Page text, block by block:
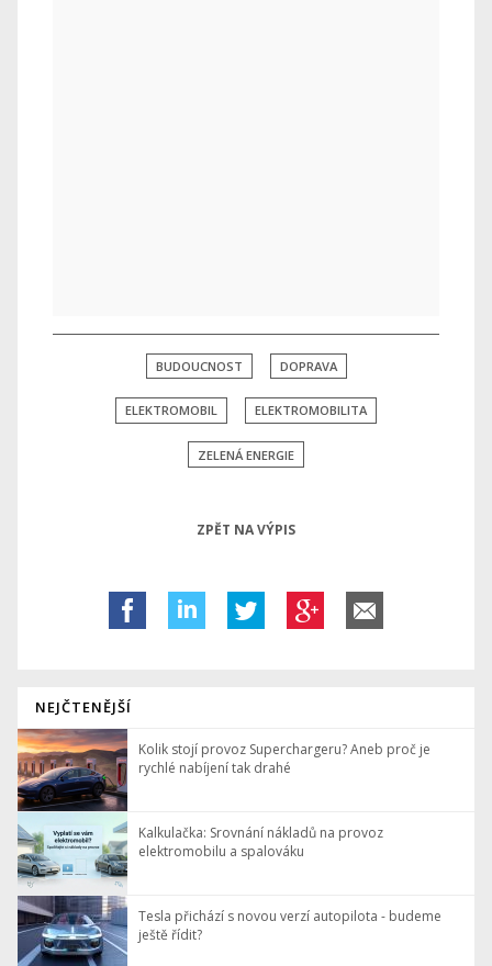
BUDOUCNOST DOPRAVA
ELEKTROMOBIL ELEKTROMOBILITA
ZELENÁ ENERGIE
ZPĚT NA VÝPIS
NEJČTENĚJŠÍ
Kolik stojí provoz Superchargeru? Aneb proč je
rychlé nabíjení tak drahé
Kalkulačka: Srovnání nákladů na provoz
elektromobilu a spalováku
Tesla přichází s novou verzí autopilota - budeme
ještě řídit?